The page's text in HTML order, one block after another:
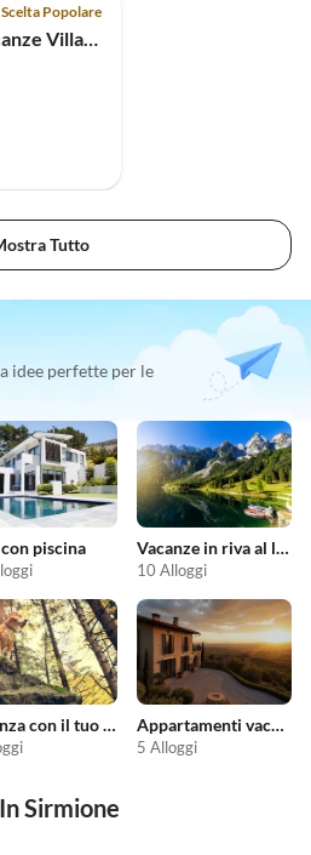
Scelta Popolare
Tutto
idee perfette per le
con piscina Vacanze in riva al lago
10 Alloggi
Vacanza con il tuo cane Appartamenti vacanze economici
5 Alloggi
Sirmione